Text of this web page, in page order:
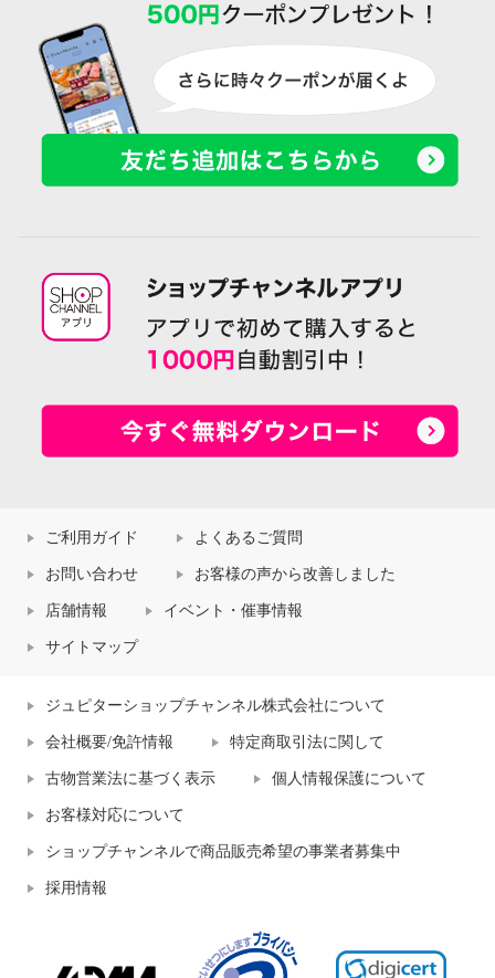
ご利用ガイド よくあるご質問
お問い合わせ お客様の声から改善しました
店舗情報 イベント・催事情報
サイトマップ
ジュピターショップチャンネル株式会社について
会社概要/免許情報 特定商取引法に関して
古物営業法に基づく表示 個人情報保護について
お客様対応について
ショップチャンネルで商品販売希望の事業者募集中
採用情報